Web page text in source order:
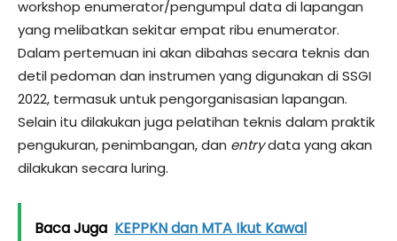
workshop enumerator/pengumpul data di lapangan
yang melibatkan sekitar empat ribu enumerator.
Dalam pertemuan ini akan dibahas secara teknis dan
detil pedoman dan instrumen yang digunakan di SSGI
2022, termasuk untuk pengorganisasian lapangan.
Selain itu dilakukan juga pelatihan teknis dalam praktik
pengukuran, penimbangan, dan entrydata yang akan
dilakukan secara luring.
Baca Juga KEPPKN dan MTA Ikut Kawal